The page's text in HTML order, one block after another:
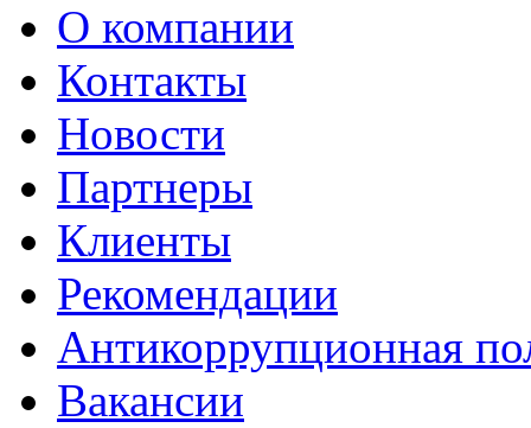
О компании
Контакты
Новости
Партнеры
Клиенты
Рекомендации
Антикоррупционная
Вакансии